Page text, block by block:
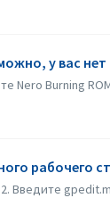
у вас
Nero Burning
рабочего
Введите